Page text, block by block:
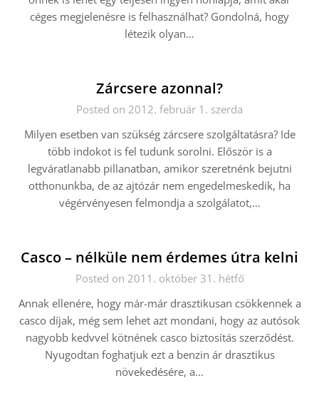
céges megjelenésre is felhasználhat? Gondolná, hogy
létezik olyan…
Zárcsere azonnal?
Posted on 2012. február 1. szerda
Milyen esetben van szükség zárcsere szolgáltatásra? Ide
több indokot is fel tudunk sorolni. Először is a
legváratlanabb pillanatban, amikor szeretnénk bejutni
otthonunkba, de az ajtózár nem engedelmeskedik, ha
végérvényesen felmondja a szolgálatot,…
Casco – nélküle nem érdemes útra kelni
Posted on 2011. október 31. hétfő
Annak ellenére, hogy már-már drasztikusan csökkennek a
casco díjak, még sem lehet azt mondani, hogy az autósok
nagyobb kedvvel kötnének casco biztosítás szerződést.
Nyugodtan foghatjuk ezt a benzin ár drasztikus
növekedésére, a…